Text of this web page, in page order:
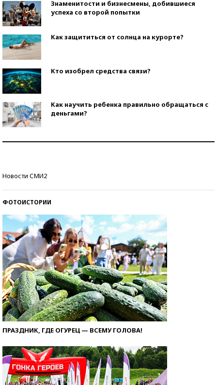
Знаменитости и бизнесмены, добившиеся
успеха со второй попытки
Как защититься от солнца на курорте?
Кто изобрел средства связи?
Как научить ребенка правильно обращаться с
деньгами?
Новости СМИ2
ФОТОИСТОРИИ
ПРАЗДНИК, ГДЕ ОГУРЕЦ — ВСЕМУ ГОЛОВА!